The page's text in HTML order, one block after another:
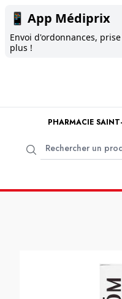
📱 App Médiprix
Envoi d'ordonnances,
plus !
PHARMACIE